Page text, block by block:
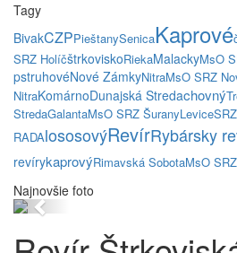
Tagy
BivakCZPPieštanySenicaKaprové
SRZ HolíčštrkoviskoRiekaMalackyMsO
pstruhovéNové ZámkyNitraMsO SRZ
NitraKomárnoDunajská Stredachovný
StredaGalantaMsO SRZ ŠuranyLeviceSRZ
RADAlososovýRevírRybársky
revírykaprovýRimavská SobotaMsO
Najnovšie foto
Previous